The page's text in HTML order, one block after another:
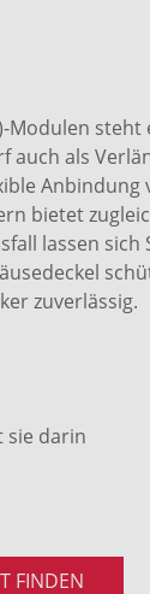
Modulen steht
auch als
Anbindung
bietet
lassen
zuverlässig.
sie darin
FINDEN